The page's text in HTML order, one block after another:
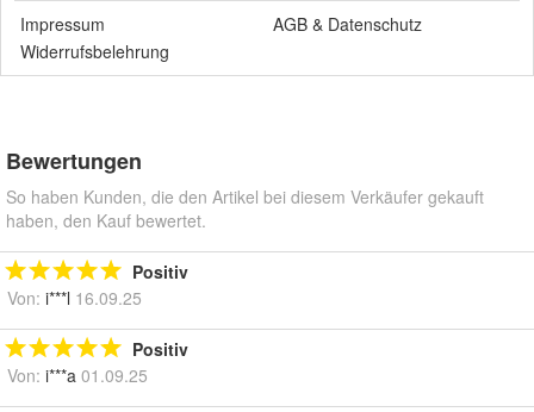
Impressum
AGB & Datenschutz
Widerrufsbelehrung
Bewertungen
So haben Kunden, die den Artikel bei diesem Verkäufer gekauft
haben, den Kauf bewertet.
Positiv
Von: i***l 16.09.25
Positiv
Von: i***a 01.09.25